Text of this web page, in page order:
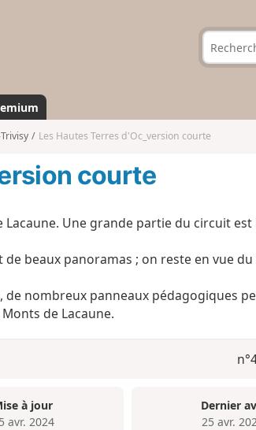
Les Hautes Terres d'Oc_version courte
courte
Une grande partie du circuit
beaux panoramas ; on reste en vue
de nombreux panneaux pédagogiques
de Lacaune.
n°
à jour
avr. 2024
Dernier
25 avr.